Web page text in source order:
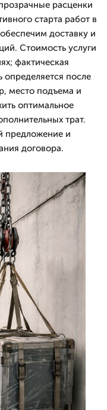
расценки
старта работ в
доставку и
Стоимость услуги
фактическая
определяется после
место подъема и
оптимальное
трат.
предложение и
договора.